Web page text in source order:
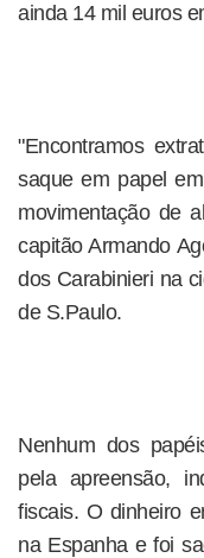
ainda 14 mil euros
"Encontramos
saque em papel
movimentação de
capitão Armando
dos Carabinieri na
de S.Paulo.
Nenhum dos
pela apreensão,
fiscais. O dinheiro
na Espanha e foi